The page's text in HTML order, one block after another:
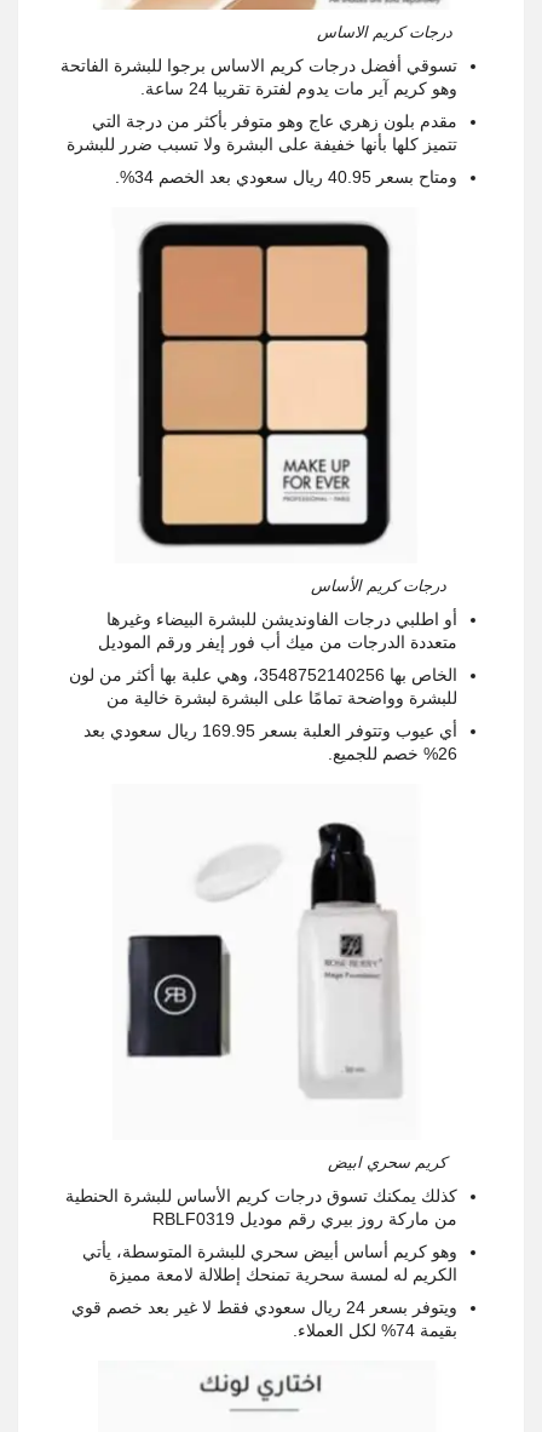
درجات كريم الاساس
تسوقي أفضل درجات كريم الاساس برجوا للبشرة الفاتحة
وهو كريم آير مات يدوم لفترة تقريبا 24 ساعة.
مقدم بلون زهري عاج وهو متوفر بأكثر من درجة التي
تتميز كلها بأنها خفيفة على البشرة ولا تسبب ضرر للبشرة
ومتاح بسعر 40.95 ريال سعودي بعد الخصم 34%.
درجات كريم الأساس
أو اطلبي درجات الفاونديشن للبشرة البيضاء وغيرها
متعددة الدرجات من ميك أب فور إيفر ورقم الموديل
الخاص بها 3548752140256، وهي علبة بها أكثر من لون
للبشرة وواضحة تمامًا على البشرة لبشرة خالية من
أي عيوب وتتوفر العلبة بسعر 169.95 ريال سعودي بعد
26% خصم للجميع.
كريم سحري ابيض
كذلك يمكنك تسوق درجات كريم الأساس للبشرة الحنطية
من ماركة روز بيري رقم موديل RBLF0319
وهو كريم أساس أبيض سحري للبشرة المتوسطة، يأتي
الكريم له لمسة سحرية تمنحك إطلالة لامعة مميزة
ويتوفر بسعر 24 ريال سعودي فقط لا غير بعد خصم قوي
بقيمة 74% لكل العملاء.